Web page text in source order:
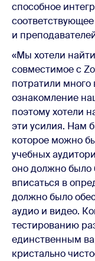
способное
и
«Мы хотели
совместимое с
потратили
ознакомление
поэтому хотели
эти усилия. Нам
которое можно
учебных
оно должно было
вписаться в
должно было
аудио и видео.
тестированию
единственным
кристально